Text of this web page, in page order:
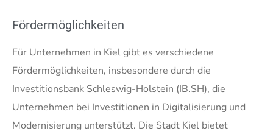
Fördermöglichkeiten
Für Unternehmen in Kiel gibt es verschiedene
Fördermöglichkeiten, insbesondere durch die
Investitionsbank Schleswig-Holstein (IB.SH), die
Unternehmen bei Investitionen in Digitalisierung und
Modernisierung unterstützt. Die Stadt Kiel bietet